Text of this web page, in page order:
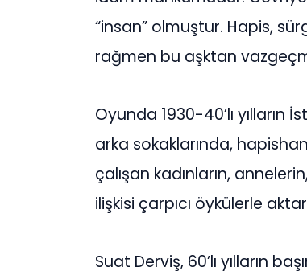
“insan” olmuştur. Hapis,
rağmen bu aşktan
Oyunda 1930-40’lı
arka sokaklarında,
çalışan kadınların,
ilişkisi çarpıcı öykülerle
Suat Derviş, 60’lı yılların